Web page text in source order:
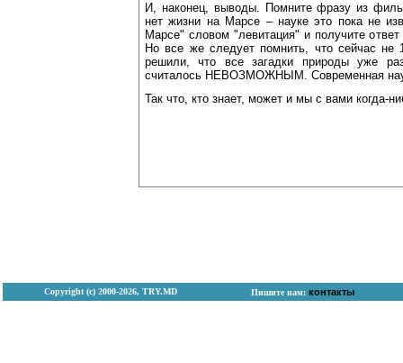
И, наконец, выводы. Помните фразу из
нет жизни на Марсе – науке это пока не
Марсе" словом "левитация" и получите
Но все же следует помнить, что сейчас не
решили, что все загадки природы уже
считалось НЕВОЗМОЖНЫМ. Современная
Так что, кто знает, может и мы с вами когда-
Copyright (с) 2000-2026, TRY.MD Пишите нам: контакты